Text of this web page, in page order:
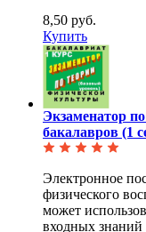
8,50 руб.
Купить
Экзаменатор
бакалавров (1
Электронное
физического
может
входных знаний